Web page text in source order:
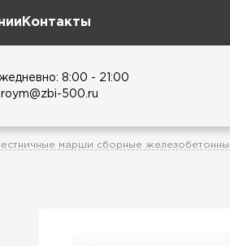
Контакты
8:00 - 21:00
500.ru
марши сборные